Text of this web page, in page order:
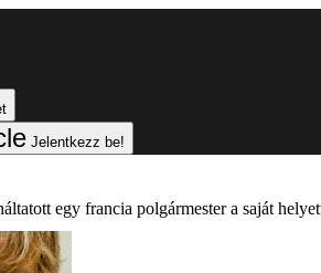
Jelentkezz be!
egy francia polgármester a saját